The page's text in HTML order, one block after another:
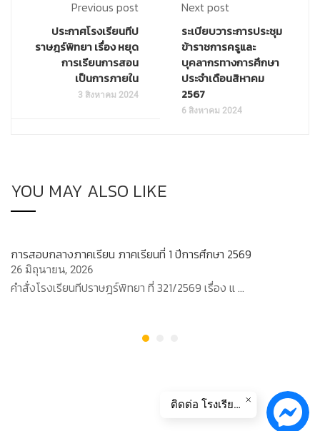
Previous post
ประกาศโรงเรียนทีป
ราษฎร์พิทยา เรื่อง หยุด
การเรียนการสอน
เป็นการภายใน
3 สิงหาคม 2024
Next post
ระเบียบวาระการประชุม
ข้าราชการครูและ
บุคลากรทางการศึกษา
ประจำเดือนสิหาคม
2567
6 สิงหาคม 2024
YOU MAY ALSO LIKE
การสอบกลางภาคเรียน ภาคเรียนที่ 1 ปีการศึกษา 2569
26 มิถุนายน, 2026
คำสั่งโรงเรียนทีปราษฎร์พิทยา ที่ 321/2569 เรื่อง แ …
ติดต่อ โรงเรียนทีปราษฏร์พิทยา